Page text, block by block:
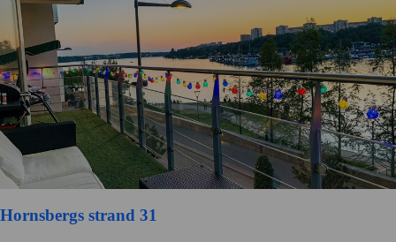
Hornsbergs strand 31